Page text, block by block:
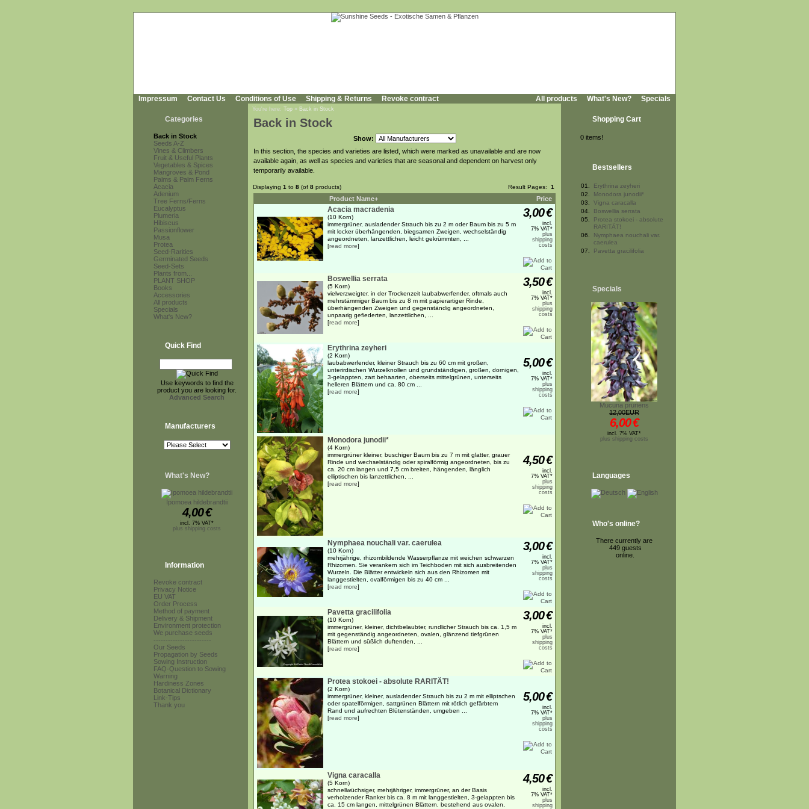
Impressum Contact Us Conditions of Use Shipping & Returns Revoke contract All products What's New? Specials
Categories
Back in Stock
Seeds A-Z
Vines & Climbers
Fruit & Useful Plants
Vegetables & Spices
Mangroves & Pond
Palms & Palm Ferns
Acacia
Adenium
Tree Ferns/Ferns
Eucalyptus
Plumeria
Hibiscus
Passionflower
Musa
Protea
Seed-Rarities
Germinated Seeds
Seed-Sets
Plants from...
PLANT SHOP
Books
Accessories
All products
Specials
What's New?
Quick Find
Use keywords to find the
product you are looking for.
Advanced Search
Manufacturers
What's New?
Ipomoea hildebrandtii
4,00€
incl. 7% VAT*
plus shipping costs
Information
Revoke contract
Privacy Notice
EU VAT
Order Process
Method of payment
Delivery & Shipment
Environment protection
We purchase seeds
------------------------
Our Seeds
Propagation by Seeds
Sowing Instruction
FAQ-Question to Sowing
Warning
Hardiness Zones
Botanical Dictionary
Link-Tips
Thank you
You're here: Top » Back in Stock
Back in Stock
Show:
In this section, the species and varieties are listed, which were marked as unavailable and are now
available again, as well as species and varieties that are seasonal and dependent on harvest only
temporarily available.
Displaying 1 to 8 (of 8 products) Result Pages: 1
Product Name+ Price
Acacia macradenia
(10 Korn)
immergrüner, ausladender Strauch bis zu 2 m oder Baum bis zu 5 m
mit locker überhängenden, biegsamen Zweigen, wechselständig
angeordneten, lanzettlichen, leicht gekrümmten, ...
[read more]
3,00€
incl.
7% VAT*
plus
shipping
costs
Boswellia serrata
(5 Korn)
vielverzweigter, in der Trockenzeit laubabwerfender, oftmals auch
mehrstämmiger Baum bis zu 8 m mit papierartiger Rinde,
überhängenden Zweigen und gegenständig angeordneten,
unpaarig gefiederten, lanzettlichen, ...
[read more]
3,50€
incl.
7% VAT*
plus
shipping
costs
Erythrina zeyheri
(2 Korn)
laubabwerfender, kleiner Strauch bis zu 60 cm mit großen,
unterirdischen Wurzelknollen und grundständigen, großen, dornigen,
3-gelappten, zart behaarten, oberseits mittelgrünen, unterseits
helleren Blättern und ca. 80 cm ...
[read more]
5,00€
incl.
7% VAT*
plus
shipping
costs
Monodora junodii*
(4 Korn)
immergrüner kleiner, buschiger Baum bis zu 7 m mit glatter, grauer
Rinde und wechselständig oder spiralförmig angeordneten, bis zu
ca. 20 cm langen und 7,5 cm breiten, hängenden, länglich
elliptischen bis lanzettlichen, ...
[read more]
4,50€
incl.
7% VAT*
plus
shipping
costs
Nymphaea nouchali var. caerulea
(10 Korn)
mehrjährige, rhizombildende Wasserpflanze mit weichen schwarzen
Rhizomen. Sie verankern sich im Teichboden mit sich ausbreitenden
Wurzeln. Die Blätter entwickeln sich aus den Rhizomen mit
langgestielten, ovalförmigen bis zu 40 cm ...
[read more]
3,00€
incl.
7% VAT*
plus
shipping
costs
Pavetta gracilifolia
(10 Korn)
immergrüner, kleiner, dichtbelaubter, rundlicher Strauch bis ca. 1,5 m
mit gegenständig angeordneten, ovalen, glänzend tiefgrünen
Blättern und süßlich duftenden, ...
[read more]
3,00€
incl.
7% VAT*
plus
shipping
costs
Protea stokoei - absolute RARITÄT!
(2 Korn)
immergrüner, kleiner, ausladender Strauch bis zu 2 m mit elliptschen
oder spatelförmigen, sattgrünen Blättern mit rötlich gefärbtem
Rand und aufrechten Blütenständen, umgeben ...
[read more]
5,00€
incl.
7% VAT*
plus
shipping
costs
Vigna caracalla
(5 Korn)
schnellwüchsiger, mehrjähriger, immergrüner, an der Basis
verholzender Ranker bis ca. 8 m mit langgestielten, 3-gelappten bis
ca. 15 cm langen, mittelgrünen Blättern, bestehend aus ovalen,
4,50€
incl.
7% VAT*
plus
shipping
Shopping Cart
0 items!
Bestsellers
01.
Erythrina zeyheri
02.
Monodora junodii*
03.
Vigna caracalla
04.
Boswellia serrata
05.
Protea stokoei - absolute
RARITÄT!
06.
Nymphaea nouchali var.
caerulea
07.
Pavetta gracilifolia
Specials
Mucuna pruriens
12,00EUR
6,00€
incl. 7% VAT*
plus shipping costs
Languages
Who's online?
There currently are
449 guests
online.